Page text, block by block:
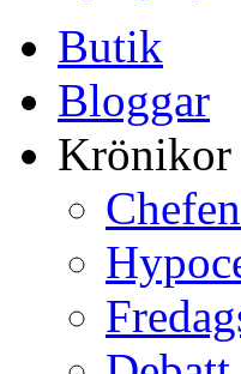
Butik
Bloggar
Krönikor